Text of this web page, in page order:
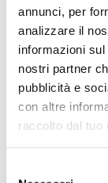
annunci, per
analizzare il
informazioni
nostri partner
pubblicità e
con altre
raccolto dal tuo